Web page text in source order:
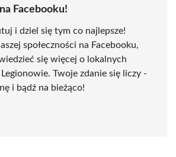
Facebooku!
i dziel się tym co najlepsze!
społeczności na Facebooku,
się więcej o lokalnych
Twoje zdanie się liczy -
i bądź na bieżąco!